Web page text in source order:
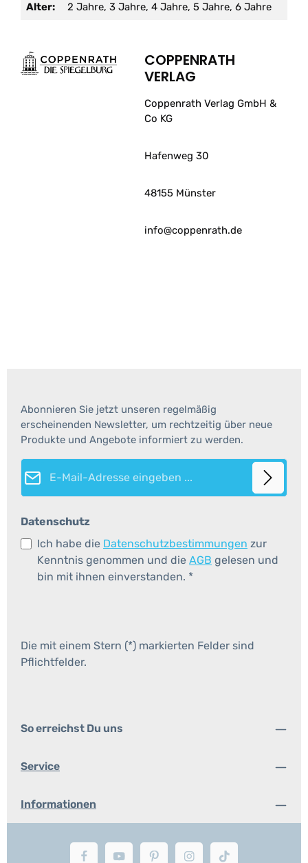
Alter: 2 Jahre, 3 Jahre, 4 Jahre, 5 Jahre, 6 Jahre
COPPENRATH
VERLAG
Coppenrath Verlag GmbH &
Co KG
Hafenweg 30
48155 Münster
info@coppenrath.de
Abonnieren Sie jetzt unseren regelmäßig
erscheinenden Newsletter, um rechtzeitig über neue
Produkte und Angebote informiert zu werden.
E-Mail-Adresse*
Datenschutz
Ich habe die Datenschutzbestimmungen zur
Kenntnis genommen und die AGB gelesen und
bin mit ihnen einverstanden. *
Die mit einem Stern (*) markierten Felder sind
Pflichtfelder.
So erreichst Du uns
Service
Informationen